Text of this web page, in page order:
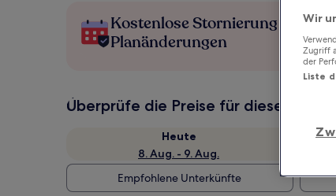
Kostenlose Stornierung bei
Planänderungen
Überprüfe die Preise für diese Daten
Heute
8. Aug. - 9. Aug.
Empfohlene Unterkünfte
Wir
Zugriff
der
Liste